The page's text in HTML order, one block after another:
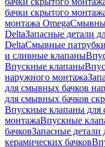
бачки скрытого
монтажа Omega
DeltaЗапасные детали
DeltaСмывные патрубки
и сливные клапаны
Впускные клапаны
наружного монтажа
для смывных бачков
для смывных бачков
Впускные клапаны для
монтажаВпускные
бачковЗапасные
керамических бачков